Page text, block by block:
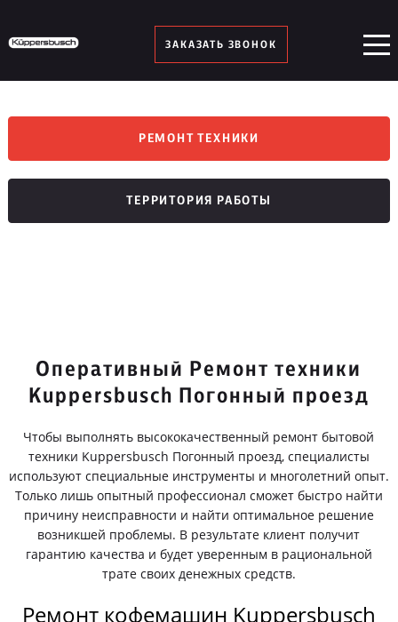
ЗАКАЗАТЬ ЗВОНОК
РЕМОНТ ТЕХНИКИ
ТЕРРИТОРИЯ РАБОТЫ
Оперативный Ремонт техники
Kuppersbusch Погонный проезд
Чтобы выполнять высококачественный ремонт бытовой
техники Kuppersbusch Погонный проезд, специалисты
используют специальные инструменты и многолетний опыт.
Только лишь опытный профессионал сможет быстро найти
причину неисправности и найти оптимальное решение
возникшей проблемы. В результате клиент получит
гарантию качества и будет уверенным в рациональной
трате своих денежных средств.
Ремонт кофемашин Kuppersbusch